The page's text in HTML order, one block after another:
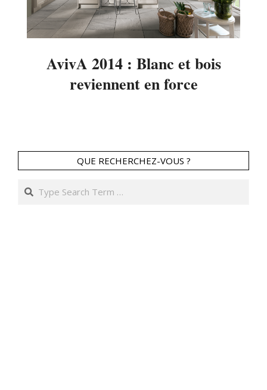
AvivA 2014 : Blanc et bois
reviennent en force
QUE RECHERCHEZ-VOUS ?
Search